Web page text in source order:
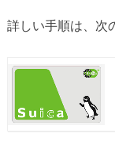
詳しい手順は、次